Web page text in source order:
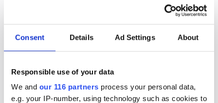
Consent Details Ad Settings About
Responsible use of your data
We and our 116 partners process your personal data,
e.g. your IP-number, using technology such as cookies to
*Moms (6 %) ingår i alla priser.